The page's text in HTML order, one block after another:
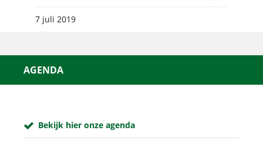
7 juli 2019
AGENDA
Bekijk hier onze agenda